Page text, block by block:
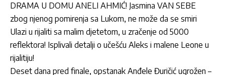
DRAMA U DOMU ANELI AHMIĆ! Jasmina VAN SEBE
zbog njenog pomirenja sa Lukom, ne može da se smiri
Ulazi u rijaliti sa malim djetetom, u zračenje od 5000
reflektora! Isplivali detalji o učešću Aleks i malene Leone u
rijalitiju!
Deset dana pred finale, opstanak Anđele Đuričić ugrožen –